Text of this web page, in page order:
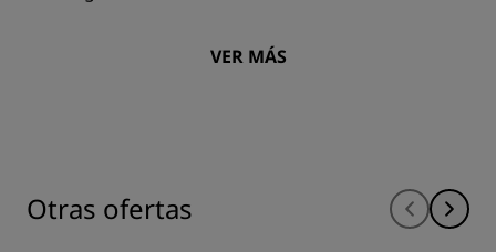
VER MÁS
Otras ofertas